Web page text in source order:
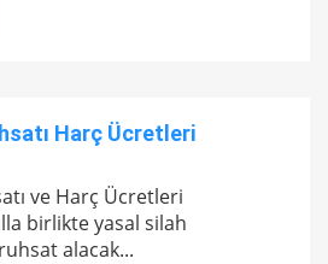
Harç Ücretleri
ve Harç Ücretleri
birlikte yasal silah
alacak...